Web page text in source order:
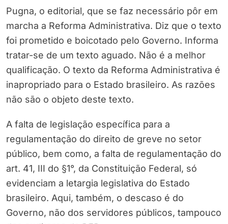
Pugna, o editorial, que se faz necessário pôr em
marcha a Reforma Administrativa. Diz que o texto
foi prometido e boicotado pelo Governo. Informa
tratar-se de um texto aguado. Não é a melhor
qualificação. O texto da Reforma Administrativa é
inapropriado para o Estado brasileiro. As razões
não são o objeto deste texto.
A falta de legislação específica para a
regulamentação do direito de greve no setor
público, bem como, a falta de regulamentação do
art. 41, III do §1°, da Constituição Federal, só
evidenciam a letargia legislativa do Estado
brasileiro. Aqui, também, o descaso é do
Governo, não dos servidores públicos, tampouco